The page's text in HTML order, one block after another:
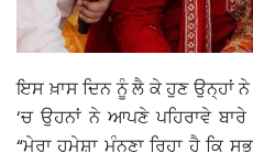
ਇਸ ਖ਼ਾਸ ਦਿਨ ਨੂੰ ਲੈ ਕੇ ਹੁਣ ਉਨ੍ਹਾਂ ਨੇ
‘ਚ ਉਹਨਾਂ ਨੇ ਆਪਣੇ ਪਹਿਰਾਵੇ
“ਮੇਰਾ ਹਮੇਸ਼ਾ ਮੰਨਣਾ ਰਿਹਾ ਹੈ ਕਿ